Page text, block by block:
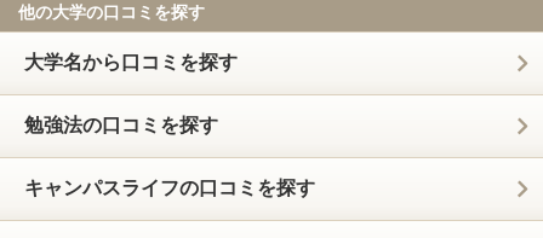
他の大学の口コミを探す
大学名から口コミを探す
勉強法の口コミを探す
キャンパスライフの口コミを探す